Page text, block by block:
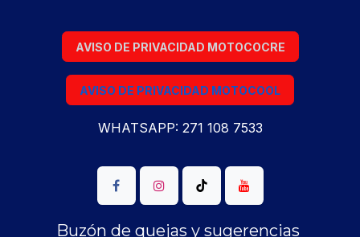
AVISO DE PRIVACIDAD MOTOCOCRE
AVISO DE PRIVACIDAD MOTOCOOL
WHATSAPP: 271 108 7533
Buzón de quejas y sugerencias